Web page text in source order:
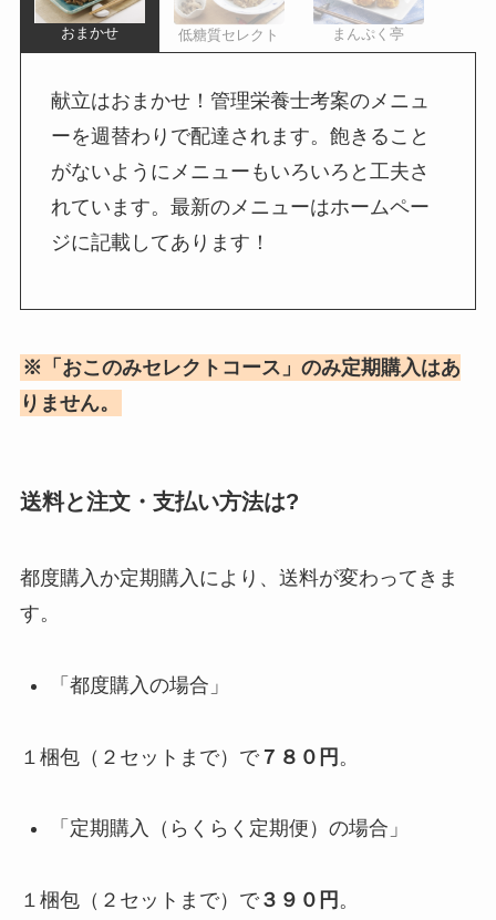
おまかせ 低糖質セレクト まんぷく亭
献立はおまかせ！管理栄養士考案のメニュ
ーを週替わりで配達されます。飽きること
がないようにメニューもいろいろと工夫さ
れています。最新のメニューはホームペー
ジに記載してあります！
※「おこのみセレクトコース」のみ定期購入はあ
りません。
送料と注文・支払い方法は?
都度購入か定期購入により、送料が変わってきま
す。
「都度購入の場合」
１梱包（２セットまで）で７８０円 。
「定期購入（らくらく定期便）の場合」
１梱包（２セットまで）で３９０円 。